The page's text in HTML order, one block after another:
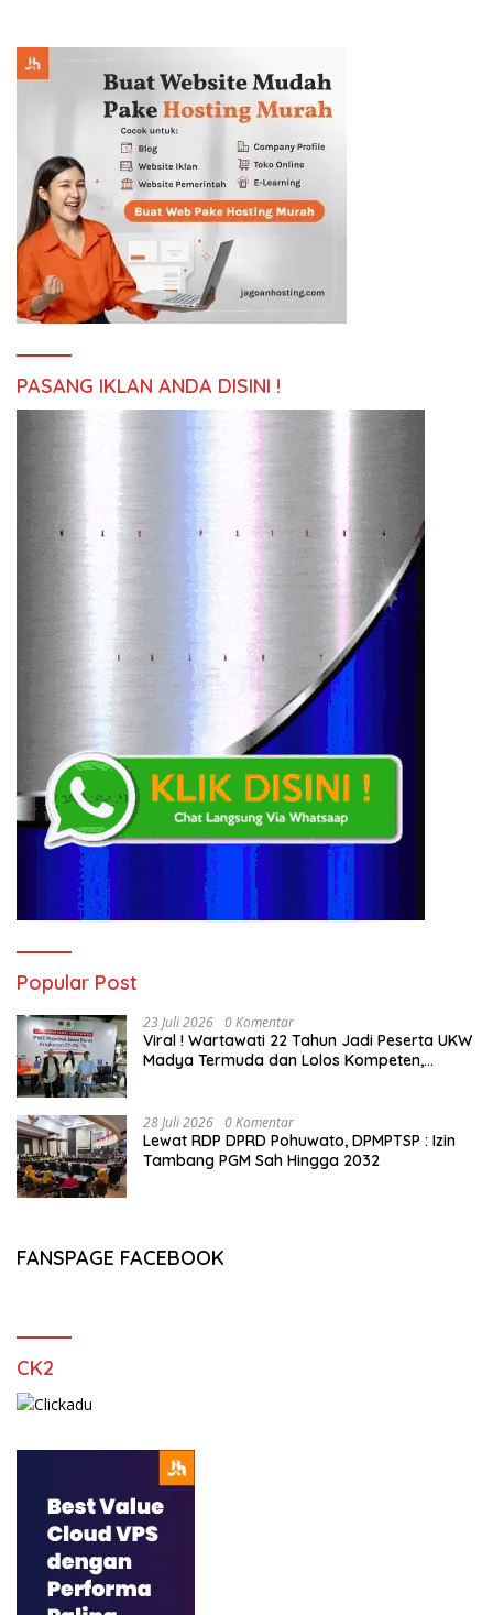
PASANG IKLAN ANDA DISINI !
Popular Post
23 Juli 2026 0 Komentar
Viral ! Wartawati 22 Tahun Jadi Peserta UKW
Madya Termuda dan Lolos Kompeten,
28 Juli 2026 0 Komentar
Lewat RDP DPRD Pohuwato, DPMPTSP : Izin
Tambang PGM Sah Hingga 2032
FANSPAGE FACEBOOK
CK2